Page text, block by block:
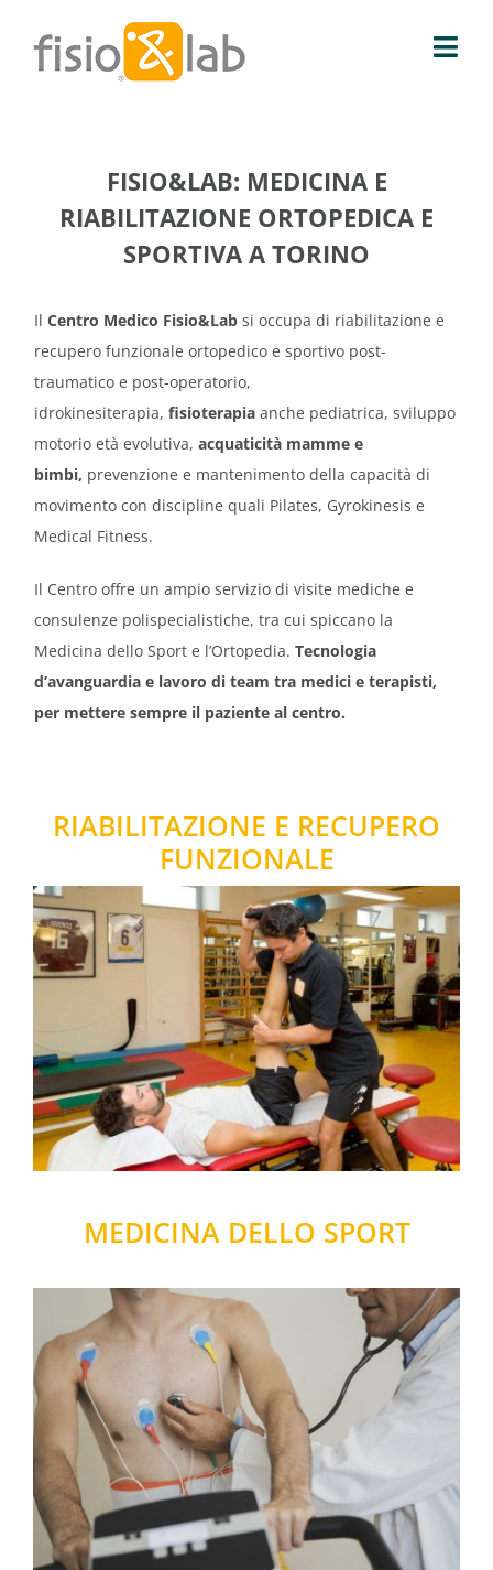
contenuto
Contatti
Partnership
Blog
Prenota una visita
Prenota on-line
FISIO&LAB: MEDICINA E
RIABILITAZIONE ORTOPEDICA E
SPORTIVA A TORINO
Il Centro Medico Fisio&Lab si occupa di riabilitazione e
recupero funzionale ortopedico e sportivo post-
traumatico e post-operatorio,
idrokinesiterapia, fisioterapiaanche pediatrica, sviluppo
motorio età evolutiva, acquaticità mamme e
bimbi, prevenzione e mantenimento della capacità di
movimento con discipline quali Pilates, Gyrokinesis e
Medical Fitness.
Il Centro offre un ampio servizio di visite mediche e
consulenze polispecialistiche, tra cui spiccano la
Medicina dello Sport e l’Ortopedia. Tecnologia
d’avanguardia e lavoro di team tra medici e terapisti,
per mettere sempre il paziente al centro.
RIABILITAZIONE E RECUPERO
FUNZIONALE
MEDICINA DELLO SPORT